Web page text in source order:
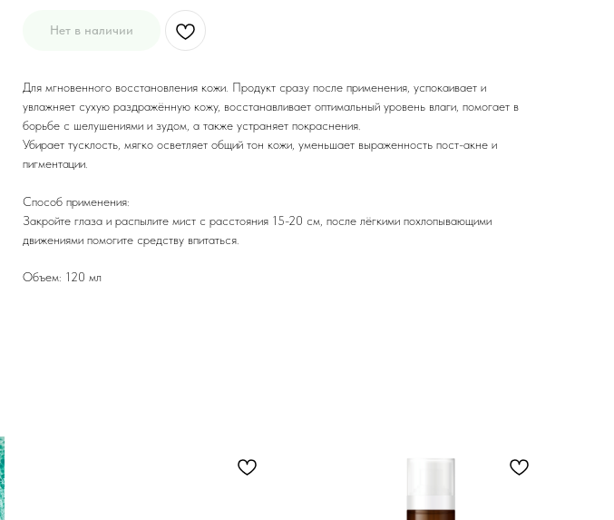
Нет в наличии
Для мгновенного восстановления кожи. Продукт сразу после применения, успокаивает и
увлажняет сухую раздражённую кожу, восстанавливает оптимальный уровень влаги, помогает в
борьбе с шелушениями и зудом, а также устраняет покраснения.
Убирает тусклость, мягко осветляет общий тон кожи, уменьшает выраженность пост-акне и
пигментации.
Способ применения:
Закройте глаза и распылите мист с расстояния 15-20 см, после лёгкими похлопывающими
движениями помогите средству впитаться.
Объем: 120 мл